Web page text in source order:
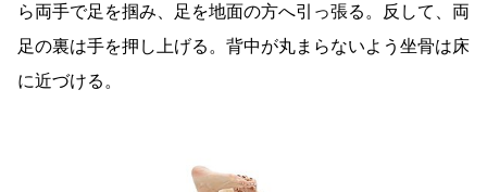
ら両手で足を掴み、足を地面の方へ引っ張る。反して、両
足の裏は手を押し上げる。背中が丸まらないよう坐骨は床
に近づける。